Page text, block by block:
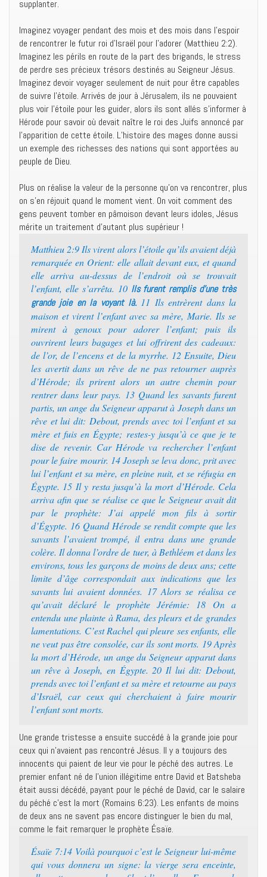
supplanter.
Imaginez voyager pendant des mois et des mois dans l’espoir
de rencontrer le futur roi d’Israël pour l’adorer (Matthieu 2:2).
Imaginez les périls en route de la part des brigands, le stress
de perdre ses précieux trésors destinés au Seigneur Jésus.
Imaginez devoir voyager seulement de nuit pour être capables
de suivre l’étoile. Arrivés de jour à Jérusalem, ils ne pouvaient
plus voir l’étoile pour les guider, alors ils sont allés s’informer à
Hérode pour savoir où devait naître le roi des Juifs annoncé par
l’apparition de cette étoile. L’histoire des mages donne aussi
un exemple des richesses des nations qui sont apportées au
peuple de Dieu.
Plus on réalise la valeur de la personne qu’on va rencontrer, plus
on s’en réjouit quand le moment vient. On voit comment des
gens peuvent tomber en pâmoison devant leurs idoles, Jésus
mérite un traitement d’autant plus supérieur !
Matthieu 2:9 Ils virent alors l’étoile qu’ils avaient déjà
remarquée en Orient: elle allait devant eux, et quand
elle arriva au-dessus de l’endroit où se trouvait
l’enfant, elle s’arrêta. 10 Ils furent remplis d’une très
grande joie en la voyant là.11 Ils entrèrent dans la
maison et virent l’enfant avec sa mère, Marie. Ils se
mirent à genoux pour adorer l’enfant; puis ils
ouvrirent leurs bagages et lui offrirent des cadeaux:
de l’or, de l’encens et de la myrrhe. 12 Ensuite, Dieu
les avertit dans un rêve de ne pas retourner auprès
d’Hérode; ils prirent alors un autre chemin pour
rentrer dans leur pays. 13 Quand les savants furent
partis, un ange du Seigneur apparut à Joseph dans un
rêve et lui dit: Debout, prends avec toi l’enfant et sa
mère et fuis en Égypte; restes-y jusqu’à ce que je te
dise de revenir. Car Hérode va rechercher l’enfant
pour le faire mourir. 14 Joseph se leva donc, prit avec
lui l’enfant et sa mère, en pleine nuit, et se réfugia en
Égypte. 15 Il y resta jusqu’à la mort d’Hérode. Cela
arriva afin que se réalise ce que le Seigneur avait dit
par le prophète: J’ai appelé mon fils à sortir
d’Égypte. 16 Quand Hérode se rendit compte que les
savants l’avaient trompé, il entra dans une grande
colère. Il donna l’ordre de tuer, à Bethléem et dans les
environs, tous les garçons de moins de deux ans; cette
limite d’âge correspondait aux indications que les
savants lui avaient données. 17 Alors se réalisa ce
qu’avait déclaré le prophète Jérémie: 18 On a
entendu une plainte à Rama, des pleurs et de grandes
lamentations. C’est Rachel qui pleure ses enfants, elle
ne veut pas être consolée, car ils sont morts. 19 Après
la mort d’Hérode, un ange du Seigneur apparut dans
un rêve à Joseph, en Égypte. 20 Il lui dit: Debout,
prends avec toi l’enfant et sa mère et retourne au pays
d’Israël, car ceux qui cherchaient à faire mourir
l’enfant sont morts.
Une grande tristesse a ensuite succédé à la grande joie pour
ceux qui n’avaient pas rencontré Jésus. Il y a toujours des
innocents qui paient de leur vie pour le péché des autres. Le
premier enfant né de l’union illégitime entre David et Batsheba
était aussi décédé, payant pour le péché de David, car le salaire
du péché c’est la mort (Romains 6:23). Les enfants de moins
de deux ans ne savent pas encore distinguer le bien du mal,
comme le fait remarquer le prophète Ésaïe.
Ésaïe 7:14 Voilà pourquoi c’est le Seigneur lui-même
qui vous donnera un signe: la vierge sera enceinte,